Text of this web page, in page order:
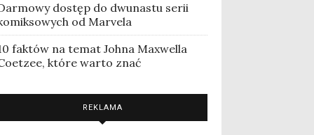
dostęp do dwunastu serii
od Marvela
faktów na temat Johna Maxwella
które warto znać
REKLAMA